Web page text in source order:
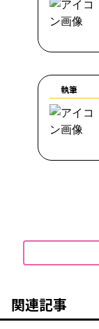
執筆
関連記事